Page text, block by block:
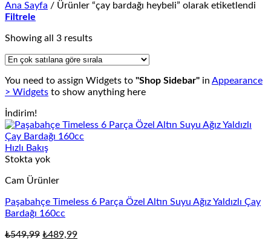
Ana Sayfa / Ürünler “çay bardağı heybeli” olarak etiketlendi
Filtrele
Showing all 3 results
You need to assign Widgets to "Shop Sidebar" in Appearance
> Widgets to show anything here
İndirim!
Hızlı Bakış
Stokta yok
Cam Ürünler
Paşabahçe Timeless 6 Parça Özel Altın Suyu Ağız Yaldızlı Çay
Bardağı 160cc
₺549,99 Orijinal
₺489,99Şu